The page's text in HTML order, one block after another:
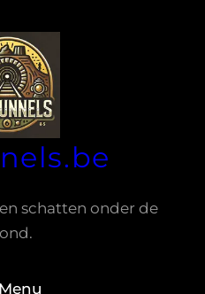
schatten onder de